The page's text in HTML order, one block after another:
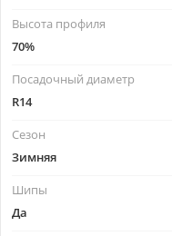
Высота профиля
70%
Посадочный диаметр
R14
Сезон
Зимняя
Шипы
Да